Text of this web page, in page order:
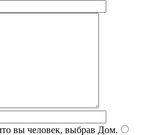
вы человек, выбрав Дом.